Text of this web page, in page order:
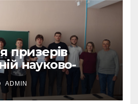
призерів
науково-
конференції
ADMIN